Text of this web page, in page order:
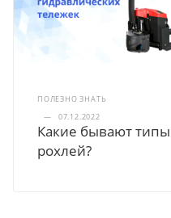
ПОЛЕЗНО ЗНАТЬ
—
07.12.2022
Какие бывают типы
рохлей?